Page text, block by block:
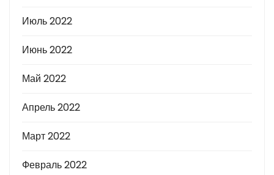
Июль 2022
Июнь 2022
Май 2022
Апрель 2022
Март 2022
Февраль 2022